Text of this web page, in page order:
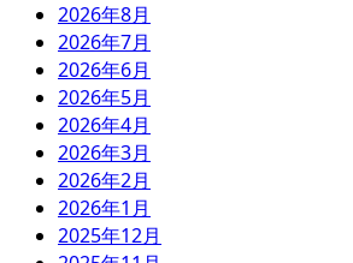
2026年8月
2026年7月
2026年6月
2026年5月
2026年4月
2026年3月
2026年2月
2026年1月
2025年12月